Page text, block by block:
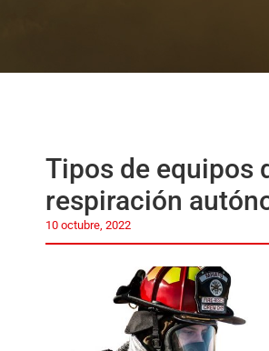
Tipos de equipos
respiración
10 octubre, 2022